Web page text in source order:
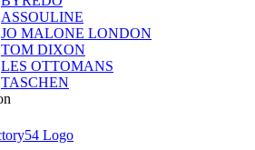
ASSOULINE
JO MALONE LONDON
TOM DIXON
LES OTTOMANS
TASCHEN